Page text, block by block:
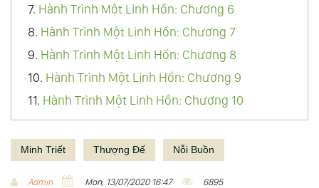
7. Hành Trình Một Linh Hồn: Chương 6
8. Hành Trình Một Linh Hồn: Chương 7
9. Hành Trình Một Linh Hồn: Chương 8
10. Hành Trình Một Linh Hồn: Chương 9
11. Hành Trình Một Linh Hồn: Chương 10
12.Hành Trình Một Linh Hồn: Chương 11
13. Hành Trình Một Linh Hồn: Ghi Chú
Minh Triết Thượng Đế Nỗi Buồn
Admin Mon, 13/07/2020 16:47 6895